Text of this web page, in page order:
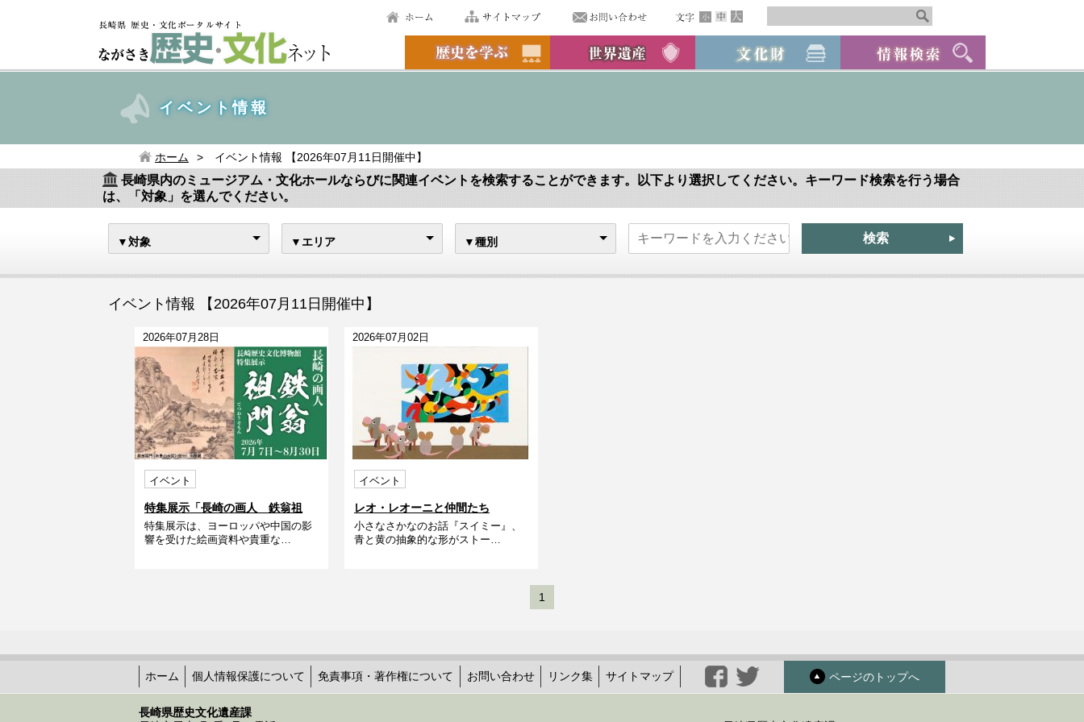
イベント情報
ホーム イベント情報 【2026年07月11日開催中】
長崎県内のミュージアム・文化ホールならびに関連イベントを検索することができます。以下より選択してください。キーワード検索を行う場合
は、「対象」を選んでください。
▼対象 ▼エリア ▼種別
イベント情報 【2026年07月11日開催中】
2026年07月28日
イベント
特集展示「長崎の画人 鉄翁祖
門」
特集展示は、ヨーロッパや中国の影
響を受けた絵画資料や貴重な…
2026年07月02日
イベント
レオ・レオーニと仲間たち
小さなさかなのお話『スイミー』、
青と黄の抽象的な形がストー…
1
ホーム 個人情報保護について 免責事項・著作権について お問い合わせ リンク集 サイトマップ ページのトップへ
長崎県歴史文化遺産課